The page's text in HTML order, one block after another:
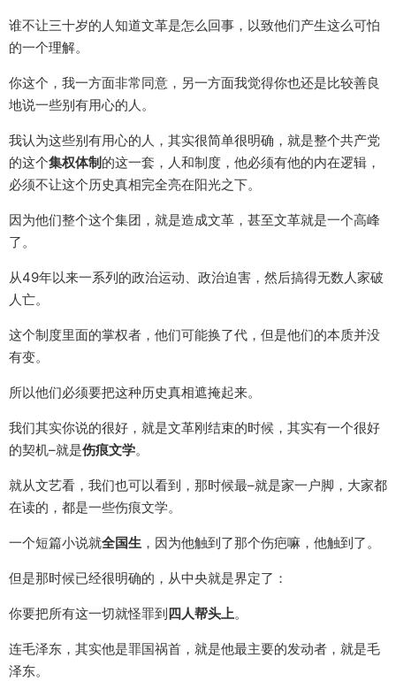
谁不让三十岁的人知道文革是怎么回事，以致他们产生这么可怕
的一个理解。
你这个，我一方面非常同意，另一方面我觉得你也还是比较善良
地说一些别有用心的人。
我认为这些别有用心的人，其实很简单很明确，就是整个共产党
的这个集权体制的这一套，人和制度，他必须有他的内在逻辑，
必须不让这个历史真相完全亮在阳光之下。
因为他们整个这个集团，就是造成文革，甚至文革就是一个高峰
了。
从49年以来一系列的政治运动、政治迫害，然后搞得无数人家破
人亡。
这个制度里面的掌权者，他们可能换了代，但是他们的本质并没
有变。
所以他们必须要把这种历史真相遮掩起来。
我们其实你说的很好，就是文革刚结束的时候，其实有一个很好
的契机–就是伤痕文学。
就从文艺看，我们也可以看到，那时候最–就是家一户脚，大家都
在读的，都是一些伤痕文学。
一个短篇小说就全国生 ，因为他触到了那个伤疤嘛，他触到了。
但是那时候已经很明确的，从中央就是界定了：
你要把所有这一切就怪罪到四人帮头上。
连毛泽东，其实他是罪国祸首，就是他最主要的发动者，就是毛
泽东。